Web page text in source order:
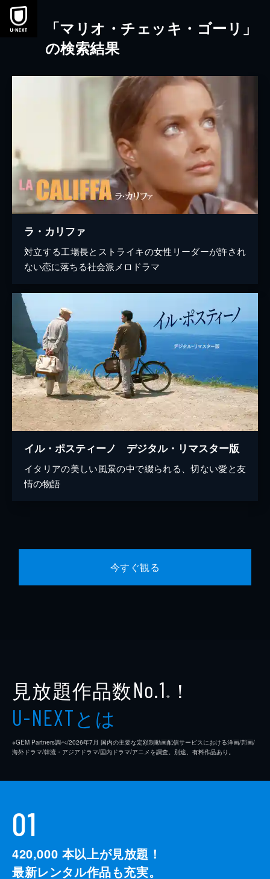
本文へスキップ
「マリオ・チェッキ・ゴーリ」
の検索結果
ラ・カリファ
対立する工場長とストライキの女性リーダーが許され
ない恋に落ちる社会派メロドラマ
イル・ポスティーノ デジタル・リマスター版
イタリアの美しい風景の中で綴られる、切ない愛と友
情の物語
今すぐ観る
見放題作品数No.1 ※ ！
U-NEXTとは
※GEM Partners調べ/2026年7⽉ 国内の主要な定額制動画配信サービスにおける洋画/邦画/
海外ドラマ/韓流・アジアドラマ/国内ドラマ/アニメを調査。別途、有料作品あり。
01
420,000 本以上が見放題！
最新レンタル作品も充実。